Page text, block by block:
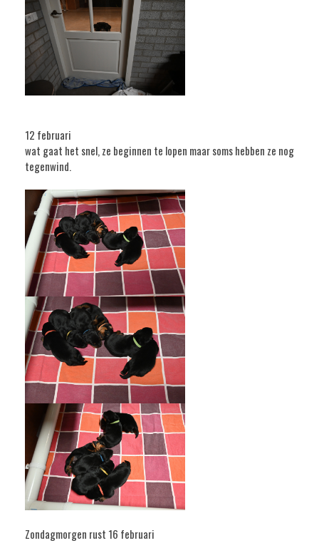
12 februari
wat gaat het snel, ze beginnen te lopen maar soms hebben ze nog
tegenwind.
Zondagmorgen rust 16 februari